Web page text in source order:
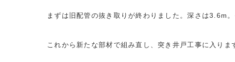
まずは旧配管の抜き取りが終わりました。深さは3.6m
これから新たな部材で組み直し、突き井戸工事に入りま